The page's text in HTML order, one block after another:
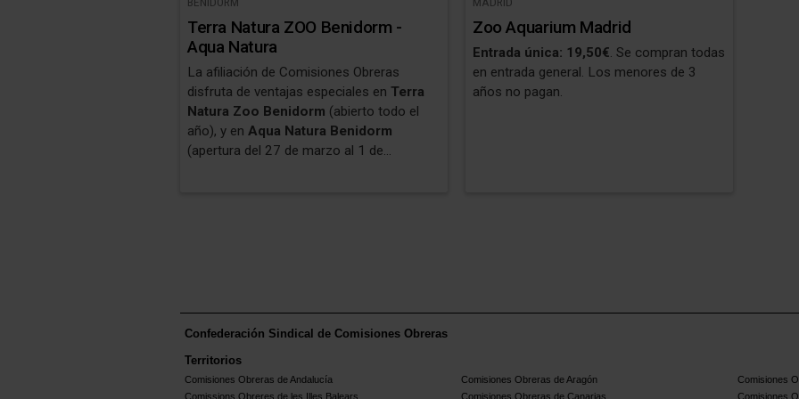
Terra Natura ZOO Benidorm -
Aqua Natura
La afiliación de Comisiones Obreras
disfruta de ventajas especiales en Terra
Natura Zoo Benidorm (abierto todo el
año), y en Aqua Natura Benidorm
(apertura del 27 de marzo al 1 de
Zoo Aquarium Madrid
Entrada única: 19,50€. Se compran todas
en entrada general. Los menores de 3
años no pagan.
Confederación Sindical de Comisiones Obreras
Territorios
Comisiones Obreras de Andalucía Comisiones Obreras de Aragón
Comisiones
Comissions Obreres de les Illes Balears
Comisiones Obreras de Canarias Comisiones